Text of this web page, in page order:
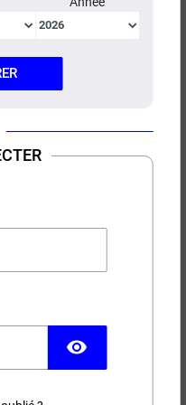
visibility
VOOPOO
(1 avis)
€